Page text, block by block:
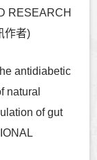
RESEARCH
作者)
antidiabetic
natural
of gut